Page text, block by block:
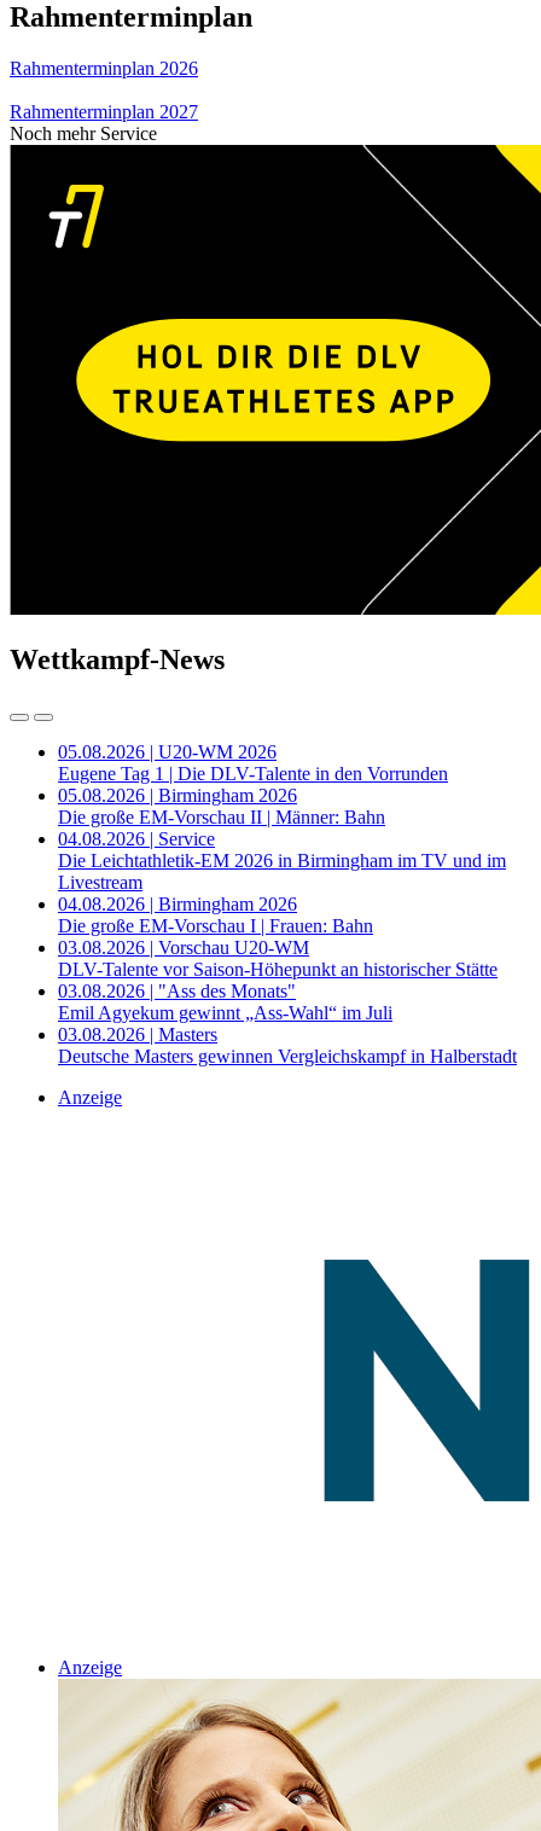
Rahmenterminplan
Rahmenterminplan 2026
Rahmenterminplan 2027
Noch mehr Service
Wettkampf-News
05.08.2026 | U20-WM 2026
Eugene Tag 1 | Die DLV-Talente in den Vorrunden
05.08.2026 | Birmingham 2026
Die große EM-Vorschau II | Männer: Bahn
04.08.2026 | Service
Die Leichtathletik-EM 2026 in Birmingham im TV und im
Livestream
04.08.2026 | Birmingham 2026
Die große EM-Vorschau I | Frauen: Bahn
03.08.2026 | Vorschau U20-WM
DLV-Talente vor Saison-Höhepunkt an historischer Stätte
03.08.2026 | "Ass des Monats"
Emil Agyekum gewinnt „Ass-Wahl“ im Juli
03.08.2026 | Masters
Deutsche Masters gewinnen Vergleichskampf in Halberstadt
Anzeige
Anzeige